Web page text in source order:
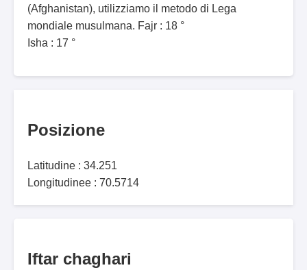
(Afghanistan), utilizziamo il metodo di Lega
mondiale musulmana. Fajr : 18 °
Isha : 17 °
Posizione
Latitudine : 34.251
Longitudinee : 70.5714
Iftar chaghari